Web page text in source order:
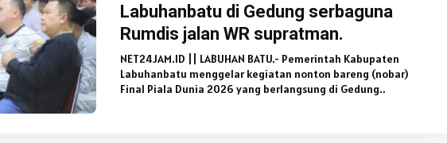
Labuhanbatu di Gedung serbaguna
Rumdis jalan WR supratman.
NET24JAM.ID || LABUHAN BATU.- Pemerintah Kabupaten
Labuhanbatu menggelar kegiatan nonton bareng (nobar)
Final Piala Dunia 2026 yang berlangsung di Gedung..